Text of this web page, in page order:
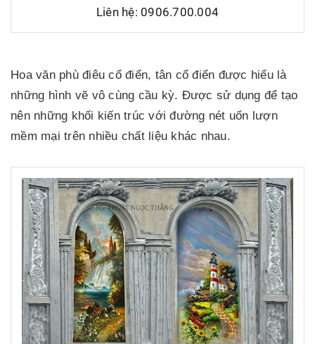
Liên hệ: 0906.700.004
Hoa văn phù điêu cổ điển, tân cổ điển được hiểu là
những hình vẽ vô cùng cầu kỳ. Được sử dụng để tạo
nên những khối kiến trúc với đường nét uốn lượn
mềm mại trên nhiều chất liệu khác nhau.